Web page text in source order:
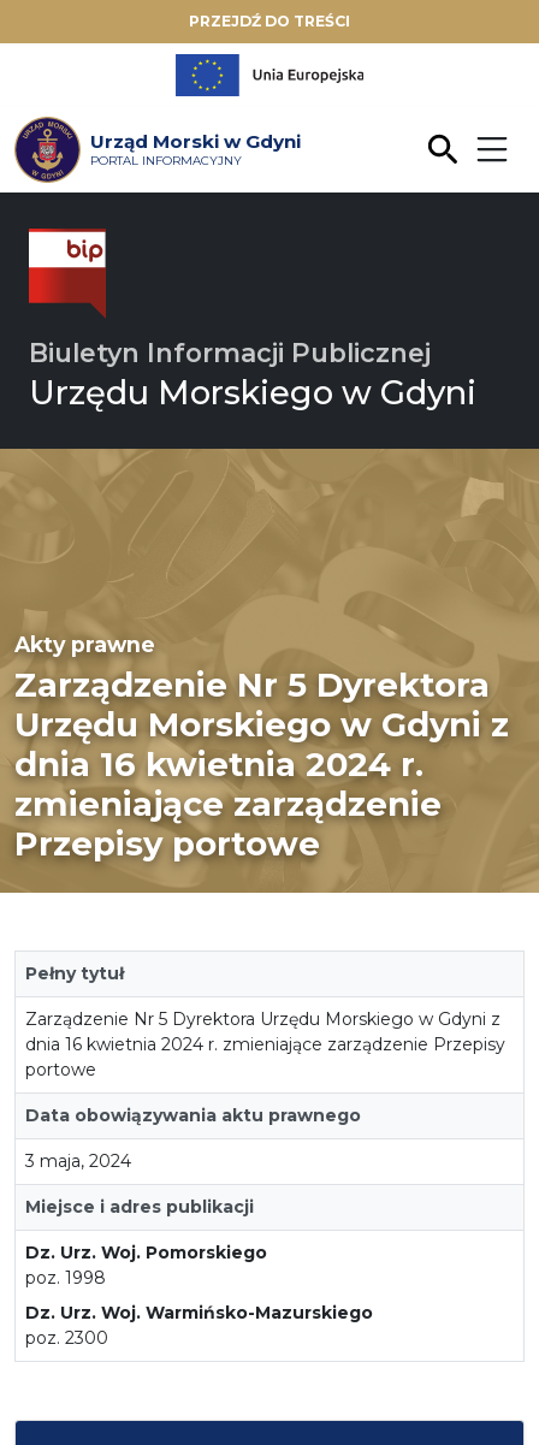
PRZEJDŹ DO TREŚCI
Urząd Morski w Gdyni
PORTAL INFORMACYJNY
Biuletyn Informacji Publicznej
Urzędu Morskiego w Gdyni
Akty prawne
Zarządzenie Nr 5 Dyrektora
Urzędu Morskiego w Gdyni z
dnia 16 kwietnia 2024 r.
zmieniające zarządzenie
Przepisy portowe
Pełny tytuł
Zarządzenie Nr 5 Dyrektora Urzędu Morskiego w Gdyni z
dnia 16 kwietnia 2024 r. zmieniające zarządzenie Przepisy
portowe
Data obowiązywania aktu prawnego
3 maja, 2024
Miejsce i adres publikacji
Dz. Urz. Woj. Pomorskiego
poz. 1998
Dz. Urz. Woj. Warmińsko-Mazurskiego
poz. 2300